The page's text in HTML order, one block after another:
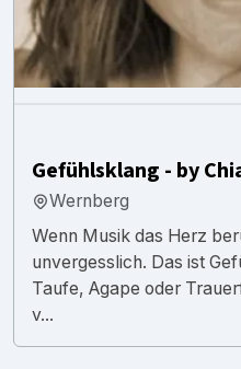
Gefühlsklang - by
Wernberg
Wenn Musik das Herz
unvergesslich. Das ist
Taufe, Agape oder
v...